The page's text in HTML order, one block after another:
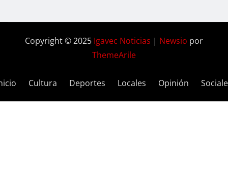
Copyright © 2025 Igavec Noticias | Newsio por
ThemeArile
Cultura Deportes Locales Opinión